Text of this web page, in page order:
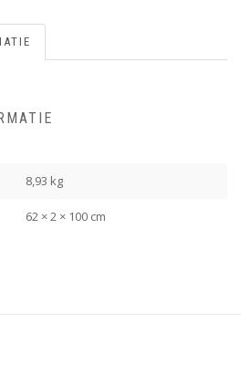
8,93 kg
62 × 2 × 100 cm